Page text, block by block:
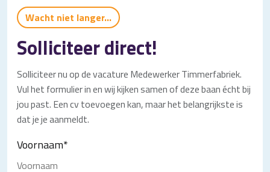
Wacht niet langer...
Solliciteer direct!
Solliciteer nu op de vacature Medewerker Timmerfabriek.
Vul het formulier in en wij kijken samen of deze baan écht bij
jou past. Een cv toevoegen kan, maar het belangrijkste is
dat je je aanmeldt.
Voornaam*